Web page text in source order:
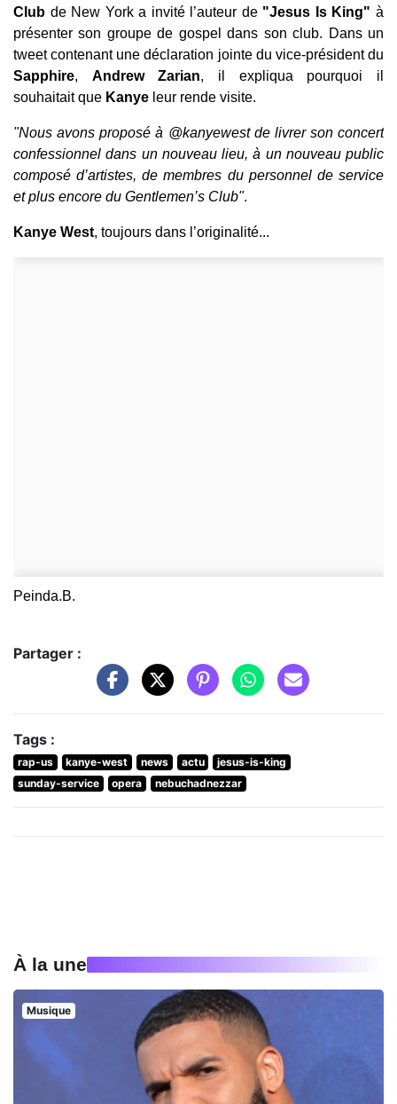
Club de New York a invité l’auteur de "Jesus Is King" à
présenter son groupe de gospel dans son club. Dans un
tweet contenant une déclaration jointe du vice-président du
Sapphire, Andrew Zarian, il expliqua pourquoi il
souhaitait que Kanye leur rende visite.
"Nous avons proposé à @kanyewest de livrer son concert
confessionnel dans un nouveau lieu, à un nouveau public
composé d’artistes, de membres du personnel de service
et plus encore du Gentlemen’s Club".
Kanye West, toujours dans l’originalité...
Peinda.B.
Partager :
Tags :
rap-us kanye-west news actu
jesus-is-king
sunday-service
opera nebuchadnezzar
À la une
Musique